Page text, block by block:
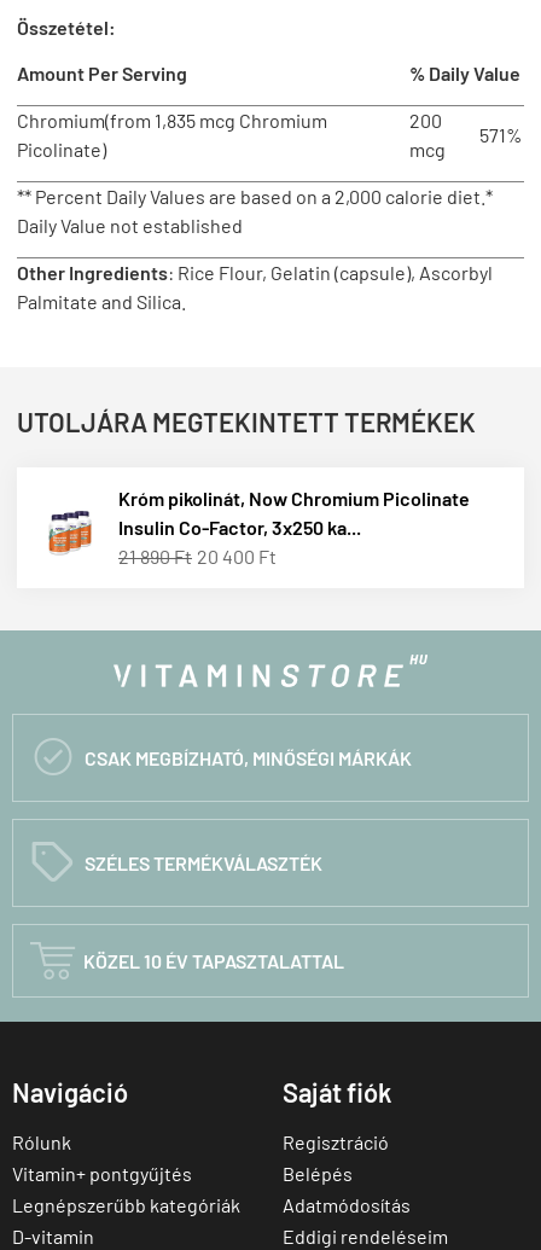
Összetétel:
Amount Per Serving
% Daily Value
Chromium(from 1,835 mcg Chromium
Picolinate)
200
mcg
571%
** Percent Daily Values are based on a 2,000 calorie diet.*
Daily Value not established
Other Ingredients: Rice Flour, Gelatin (capsule), Ascorbyl
Palmitate and Silica.
UTOLJÁRA MEGTEKINTETT TERMÉKEK
Króm pikolinát, Now Chromium Picolinate
Insulin Co-Factor, 3x250 ka...
21 890 Ft 20 400 Ft
 CSAK MEGBÍZHATÓ, MINŐSÉGI MÁRKÁK
C SZÉLES TERMÉKVÁLASZTÉK
 KÖZEL 10 ÉV TAPASZTALATTAL
Navigáció
Rólunk
Vitamin+ pontgyűjtés
Legnépszerűbb kategóriák
D-vitamin
Saját fiók
Regisztráció
Belépés
Adatmódosítás
Eddigi rendeléseim